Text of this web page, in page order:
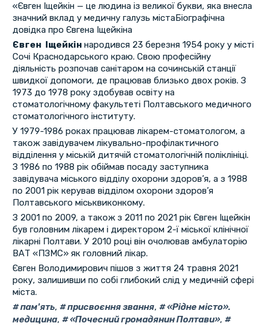
«Євген Іщейкін — це людина із великої букви, яка внесла
значний вклад у медичну галузь містаБіографічна
довідка про Євгена Іщейкіна
Євген Іщейкін народився 23 березня 1954 року у місті
Сочі Краснодарського краю. Свою професійну
діяльність розпочав санітаром на сочинській станції
швидкої допомоги, де працював близько двох років. З
1973 до 1978 року здобував освіту на
стоматологічному факультеті Полтавського медичного
стоматологічного інституту.
У 1979-1986 роках працював лікарем-стоматологом, а
також завідувачем лікувально-профілактичного
відділення у міській дитячій стоматологічній поліклініці.
З 1986 по 1988 рік обіймав посаду заступника
завідувача міського відділу охорони здоров’я, а з 1988
по 2001 рік керував відділом охорони здоров’я
Полтавського міськвиконкому.
З 2001 по 2009, а також з 2011 по 2021 рік Євген Іщейкін
був головним лікарем і директором 2-ї міської клінічної
лікарні Полтави. У 2010 році він очолював амбулаторію
ВАТ «ПЗМС» як головний лікар.
Євген Володимирович пішов з життя 24 травня 2021
року, залишивши по собі глибокий слід у медичній сфері
міста.
пам'ять, присвоєння звання,
«Рідне місто».
медицина, «Почесний громадянин Полтави»,